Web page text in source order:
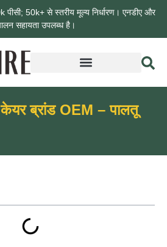
पीसी; 50k+ से स्तरीय मूल्य निर्धारण। एनडीए और
सहायता उपलब्ध है।
ब्रांड OEM – पालतू